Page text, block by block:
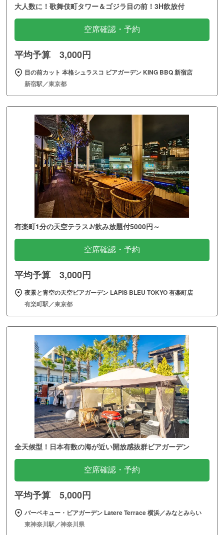
大人数に！歌舞伎町タワー＆ゴジラ目の前！3H飲放付
空席確認・予約
平均予算 3,000円
目の前カット 本格シュラスコ ビアガーデン KING BBQ 新宿店
新宿駅／東京都
有楽町1分の天空テラス♪/飲み放題付5000円～
空席確認・予約
平均予算 3,000円
夜景と青空の天空ビアガーデン LAPIS BLEU TOKYO 有楽町店
有楽町駅／東京都
全天候型！日本有数の海が近い開放感抜群ビアガーデン
空席確認・予約
平均予算 5,000円
バーベキュー・ビアガーデン Latere Terrace 横浜／みなとみらい
東神奈川駅／神奈川県